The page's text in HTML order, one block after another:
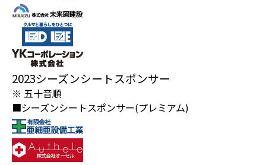
2023シーズンシートスポンサー
※ 五十音順
■シーズンシートスポンサー(プレミアム)